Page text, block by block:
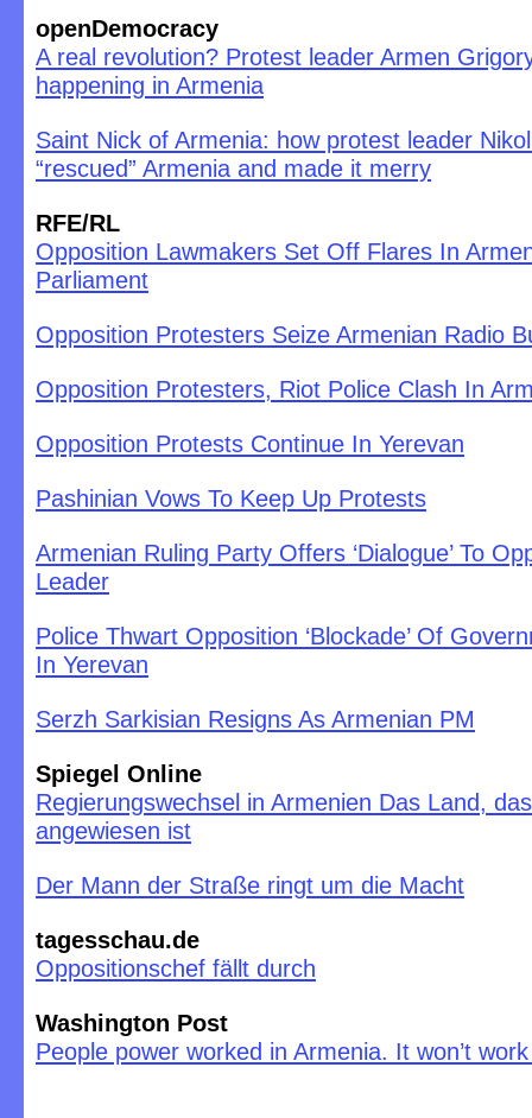
openDemocracy
A real revolution? Protest leader Armen
happening in Armenia
Saint Nick of Armenia: how protest leader
“rescued” Armenia and made it merry
RFE/RL
Opposition Lawmakers Set Off Flares In
Parliament
Opposition Protesters Seize Armenian Radio
Opposition Protesters, Riot Police Clash In
Opposition Protests Continue In Yerevan
Pashinian Vows To Keep Up Protests
Armenian Ruling Party Offers ‘Dialogue’ To
Leader
Police Thwart Opposition ‘Blockade’ Of
In Yerevan
Serzh Sarkisian Resigns As Armenian PM
Spiegel Online
Regierungswechsel in Armenien Das Land,
angewiesen ist
Der Mann der Straße ringt um die Macht
tagesschau.de
Oppositionschef fällt durch
Washington Post
People power worked in Armenia. It won’t